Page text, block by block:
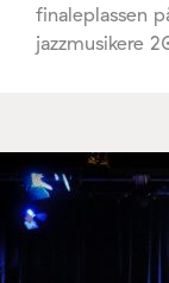
finaleplassen
jazzmusikere